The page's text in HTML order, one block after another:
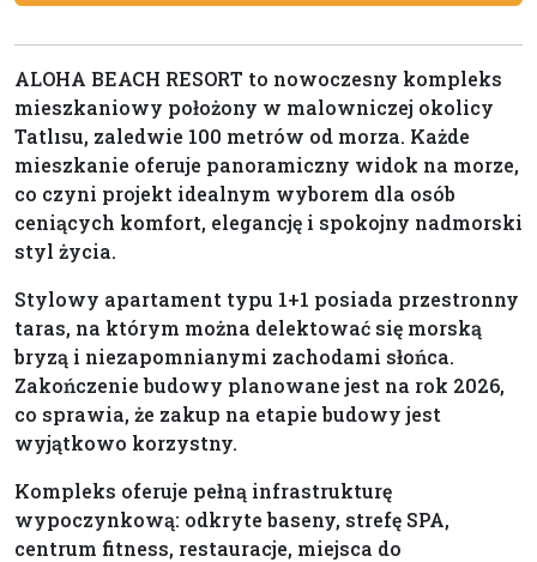
ALOHA BEACH RESORT to nowoczesny kompleks
mieszkaniowy położony w malowniczej okolicy
Tatlısu, zaledwie 100 metrów od morza. Każde
mieszkanie oferuje panoramiczny widok na morze,
co czyni projekt idealnym wyborem dla osób
ceniących komfort, elegancję i spokojny nadmorski
styl życia.
Stylowy apartament typu 1+1 posiada przestronny
taras, na którym można delektować się morską
bryzą i niezapomnianymi zachodami słońca.
Zakończenie budowy planowane jest na rok 2026,
co sprawia, że zakup na etapie budowy jest
wyjątkowo korzystny.
Kompleks oferuje pełną infrastrukturę
wypoczynkową: odkryte baseny, strefę SPA,
centrum fitness, restauracje, miejsca do